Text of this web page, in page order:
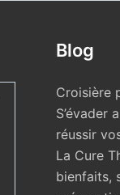
Blog
Croisière
S’évader
réussir
La Cure
bienfaits,